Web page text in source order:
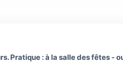
Pratique : à la salle des fêtes -